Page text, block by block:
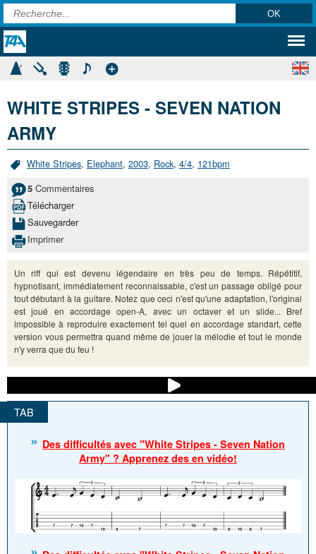
WHITE STRIPES - SEVEN NATION
ARMY
White Stripes, Elephant, 2003, Rock, 4/4, 121bpm
5 Commentaires
Télécharger
Sauvegarder
Imprimer
Un riff qui est devenu légendaire en très peu de temps. Répétitif,
hypnotisant, immédiatement reconnaissable, c'est un passage obligé pour
tout débutant à la guitare. Notez que ceci n'est qu'une adaptation, l'original
est joué en accordage open-A, avec un octaver et un slide... Bref
impossible à reproduire exactement tel quel en accordage standart, cette
version vous permettra quand même de jouer la mélodie et tout le monde
n'y verra que du feu !
Des difficultés avec "White Stripes - Seven Nation
Army" ? Apprenez des en vidéo!